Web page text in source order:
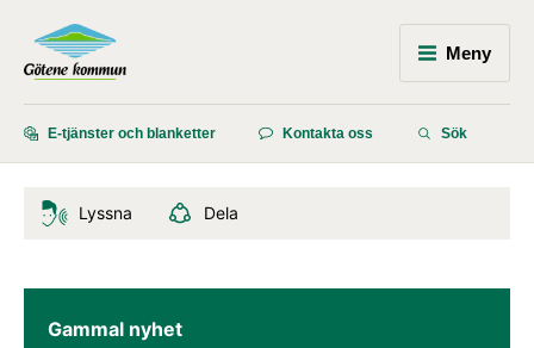
Meny
E-tjänster och blanketter Kontakta oss Sök
Lyssna Dela
Gammal nyhet